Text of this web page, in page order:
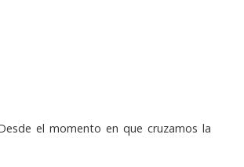
el momento en que cruzamos la